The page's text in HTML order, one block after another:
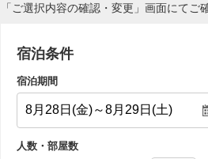
「ご選択内容の確認・変更」画面にてご
宿泊条件
宿泊期間
人数・部屋数